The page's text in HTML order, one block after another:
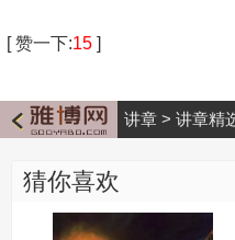
[赞一下:15 ]
讲章 > 讲章精
猜你喜欢